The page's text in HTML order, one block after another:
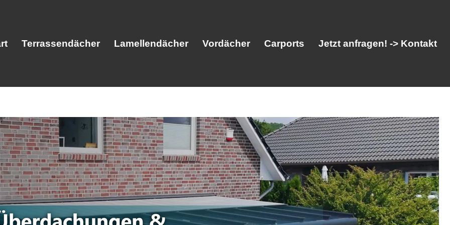
Terrassendächer Lamellendächer Vordächer Carports Jetzt anfragen! -> Kontakt